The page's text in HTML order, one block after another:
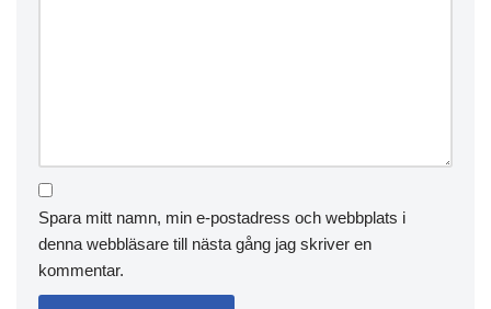
Spara mitt namn, min e-postadress och webbplats i
denna webbläsare till nästa gång jag skriver en
kommentar.